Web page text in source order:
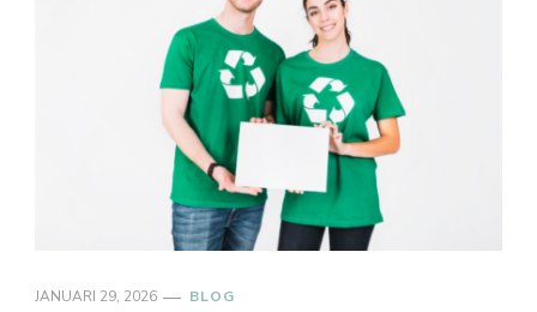
JANUARI 29, 2026 BLOG